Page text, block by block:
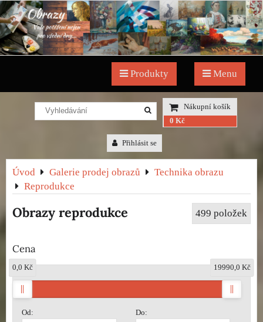
Produkty Menu
Nákupní košík
0 Kč
Přihlásit se
Úvod Galerie prodej obrazů
Technika obrazu
Reprodukce
Obrazy reprodukce 499 položek
Cena
Od: Do:
0,0 Kč 19990,0 Kč